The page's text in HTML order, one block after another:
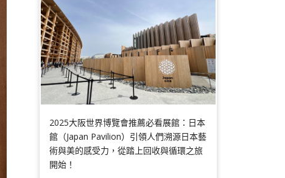
2025大阪世界博覽會推薦必看展館：日本
館（Japan Pavilion）引領人們溯源日本藝
術與美的感受力，從踏上回收與循環之旅
開始！